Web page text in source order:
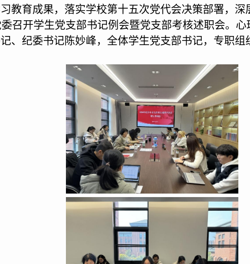
教育成果，落实学校第十五次党代会决策部署， 深
召开学生党支部书记例会暨党支部考核述职会。心
、 纪委书记陈妙峰，全体学生党支部书记， 专职组